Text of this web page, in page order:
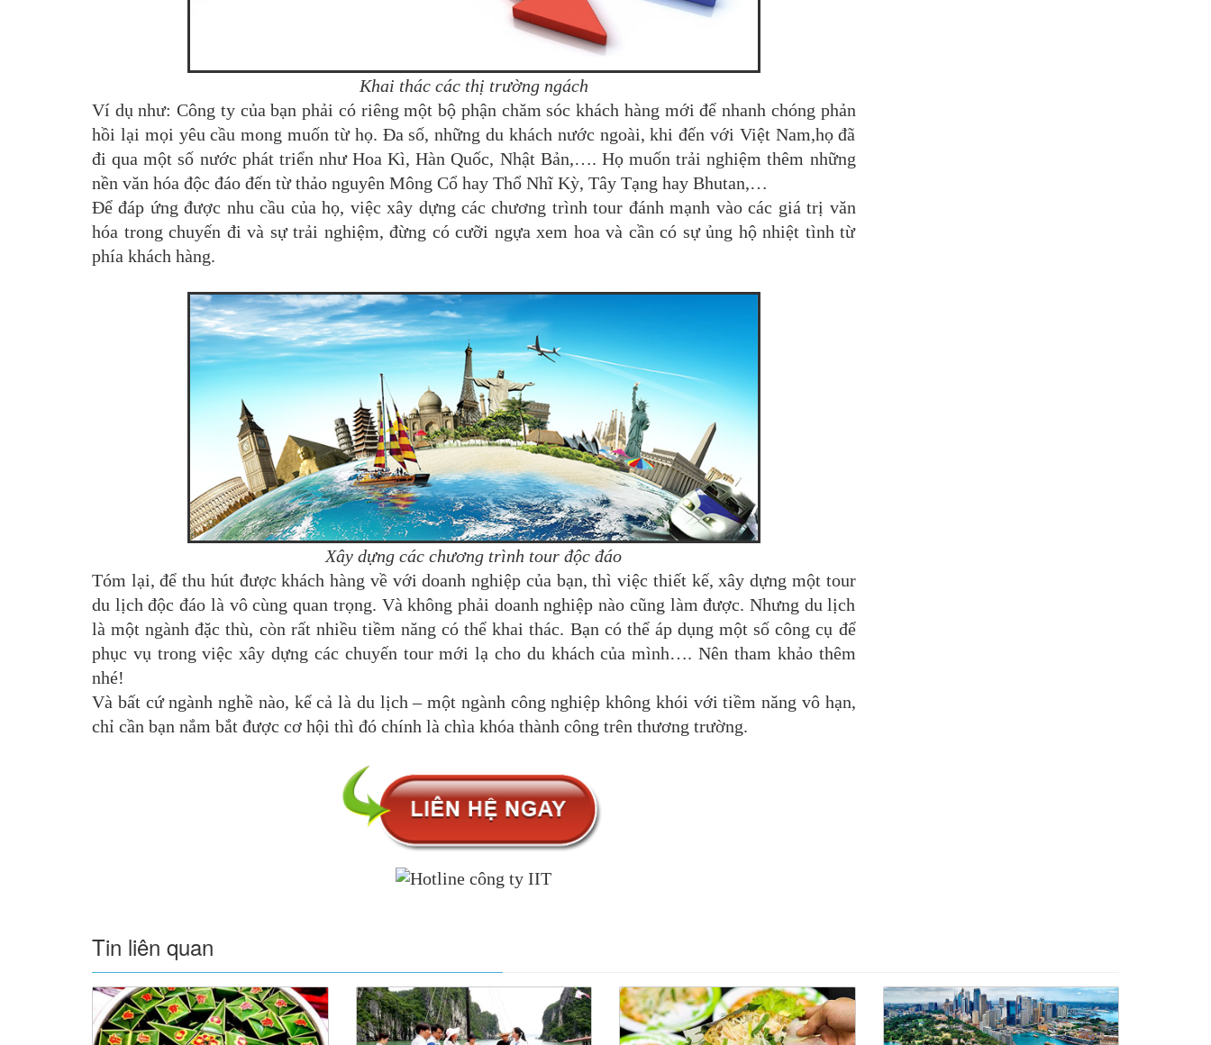
Khai thác các thị trường ngách
Ví dụ như: Công ty của bạn phải có riêng một bộ phận chăm sóc khách hàng mới để nhanh chóng phản
hồi lại mọi yêu cầu mong muốn từ họ. Đa số, những du khách nước ngoài, khi đến với Việt Nam,họ đã
đi qua một số nước phát triển như Hoa Kì, Hàn Quốc, Nhật Bản,…. Họ muốn trải nghiệm thêm những
nền văn hóa độc đáo đến từ thảo nguyên Mông Cổ hay Thổ Nhĩ Kỳ, Tây Tạng hay Bhutan,…
Để đáp ứng được nhu cầu của họ, việc xây dựng các chương trình tour đánh mạnh vào các giá trị văn
hóa trong chuyến đi và sự trải nghiệm, đừng có cưỡi ngựa xem hoa và cần có sự ủng hộ nhiệt tình từ
phía khách hàng.
Xây dựng các chương trình tour độc đáo
Tóm lại, để thu hút được khách hàng về với doanh nghiệp của bạn, thì việc thiết kế, xây dựng một tour
du lịch độc đáo là vô cùng quan trọng. Và không phải doanh nghiệp nào cũng làm được. Nhưng du lịch
là một ngành đặc thù, còn rất nhiều tiềm năng có thể khai thác. Bạn có thể áp dụng một số công cụ để
phục vụ trong việc xây dựng các chuyến tour mới lạ cho du khách của mình…. Nên tham khảo thêm
nhé!
Và bất cứ ngành nghề nào, kể cả là du lịch – một ngành công nghiệp không khói với tiềm năng vô hạn,
chỉ cần bạn nắm bắt được cơ hội thì đó chính là chìa khóa thành công trên thương trường.
Tin liên quan